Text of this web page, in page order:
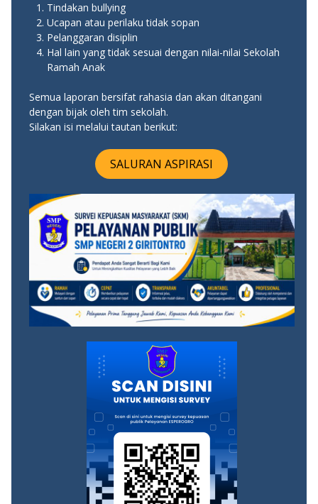
Tindakan bullying
Ucapan atau perilaku tidak sopan
Pelanggaran disiplin
Hal lain yang tidak sesuai dengan nilai-nilai Sekolah
Ramah Anak
Semua laporan bersifat rahasia dan akan ditangani
dengan bijak oleh tim sekolah.
Silakan isi melalui tautan berikut:
SALURAN ASPIRASI